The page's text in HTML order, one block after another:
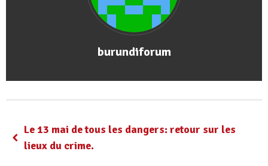
burundiforum
Le 13 mai de tous les dangers: retour sur les
lieux du crime.